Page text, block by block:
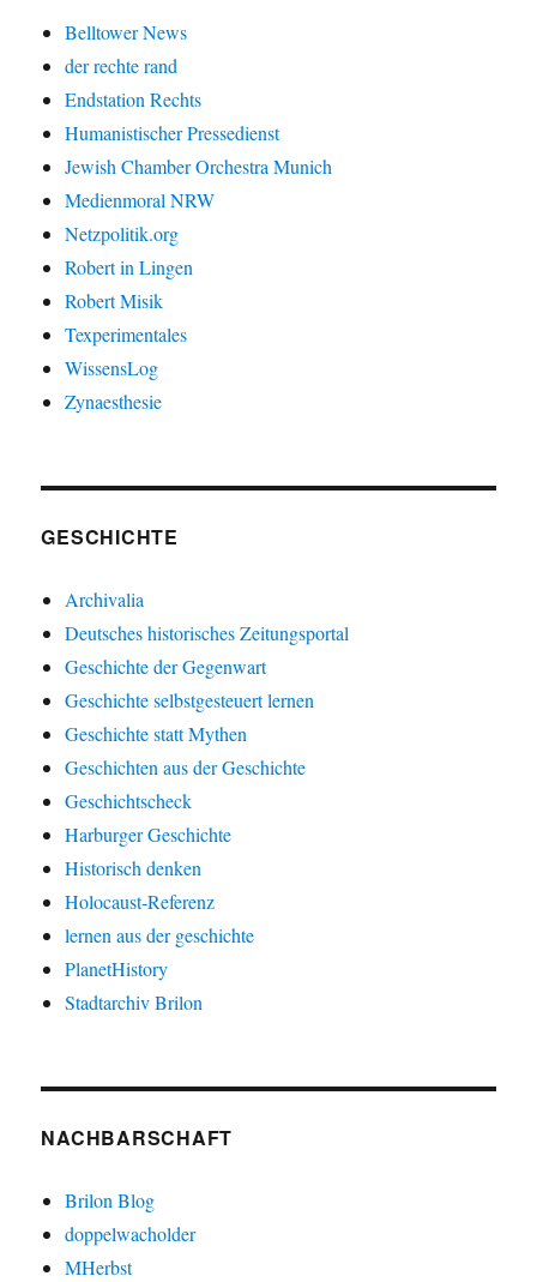
Belltower News
der rechte rand
Endstation Rechts
Humanistischer Pressedienst
Jewish Chamber Orchestra Munich
Medienmoral NRW
Netzpolitik.org
Robert in Lingen
Robert Misik
Texperimentales
WissensLog
Zynaesthesie
GESCHICHTE
Archivalia
Deutsches historisches Zeitungsportal
Geschichte der Gegenwart
Geschichte selbstgesteuert lernen
Geschichte statt Mythen
Geschichten aus der Geschichte
Geschichtscheck
Harburger Geschichte
Historisch denken
Holocaust-Referenz
lernen aus der geschichte
PlanetHistory
Stadtarchiv Brilon
NACHBARSCHAFT
Brilon Blog
doppelwacholder
MHerbst